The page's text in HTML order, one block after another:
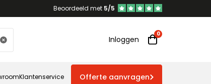
Beoordeeld met 5/5
Inloggen
Klantenservice Offerte aanvragen